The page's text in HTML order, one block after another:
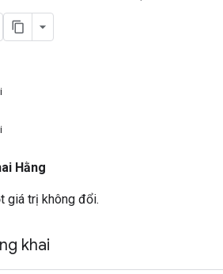
Hằng
giá trị không đổi.
khai